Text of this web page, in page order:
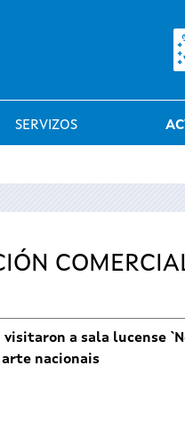
SERVIZOS
a sala lucense
nacionais